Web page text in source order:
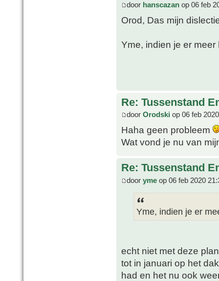
door hanscazan op 06 feb
Orod, Das mijn
Yme, indien je er
Re: Tussenstand
door Orodski op 06 feb
Haha geen probleem
Wat vond je nu van
Re: Tussenstand
door yme op 06 feb 2020
Yme, indien je er
echt niet met deze
tot in januari op het
had en het nu ook